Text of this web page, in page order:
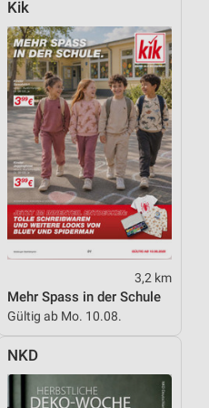
Kik
3,2 km
Mehr Spass in der Schule
Gültig ab Mo. 10.08.
NKD